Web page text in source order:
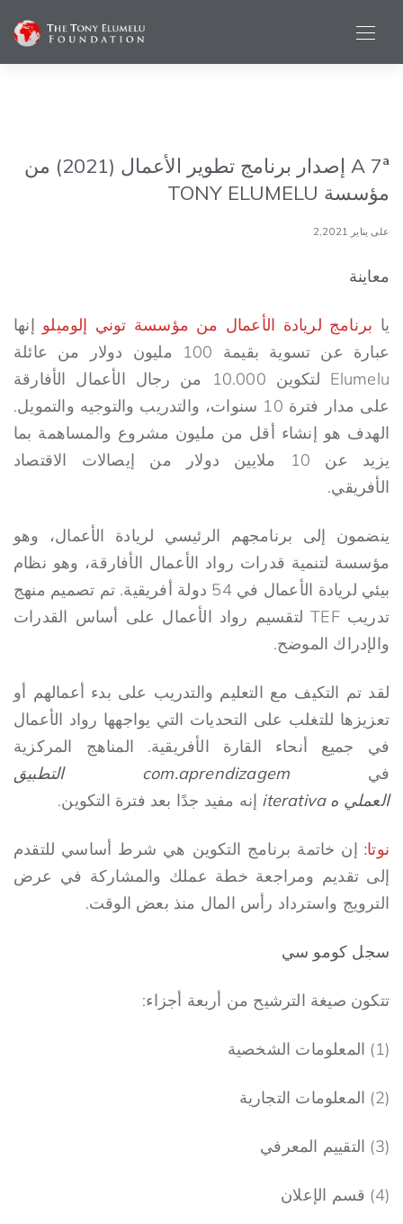
A 7ª إصدار برنامج تطوير الأعمال (2021) من
مؤسسة TONY ELUMELU
على يناير 2,2021
معاينة
يا برنامج لريادة الأعمال من مؤسسة توني إلوميلو إنها
عبارة عن تسوية بقيمة 100 مليون دولار من عائلة
Elumelu لتكوين 10.000 من رجال الأعمال الأفارقة
على مدار فترة 10 سنوات، والتدريب والتوجيه والتمويل.
الهدف هو إنشاء أقل من مليون مشروع والمساهمة بما
يزيد عن 10 ملايين دولار من إيصالات الاقتصاد
الأفريقي.
ينضمون إلى برنامجهم الرئيسي لريادة الأعمال، وهو
مؤسسة لتنمية قدرات رواد الأعمال الأفارقة، وهو نظام
بيئي لريادة الأعمال في 54 دولة أفريقية. تم تصميم منهج
تدريب TEF لتقسيم رواد الأعمال على أساس القدرات
والإدراك الموضح.
لقد تم التكيف مع التعليم والتدريب على بدء أعمالهم أو
تعزيزها للتغلب على التحديات التي يواجهها رواد الأعمال
في جميع أنحاء القارة الأفريقية. المناهج المركزية
في com.aprendizagem
التطبيق
العملي هiterativa إنه مفيد جدًا بعد فترة التكوين.
نوتا: إن خاتمة برنامج التكوين هي شرط أساسي للتقدم
إلى تقديم ومراجعة خطة عملك والمشاركة في عرض
الترويج واسترداد رأس المال منذ بعض الوقت.
سجل كومو سي
تتكون صيغة الترشيح من أربعة أجزاء:
(1) المعلومات الشخصية
(2) المعلومات التجارية
(3) التقييم المعرفي
(4) قسم الإعلان